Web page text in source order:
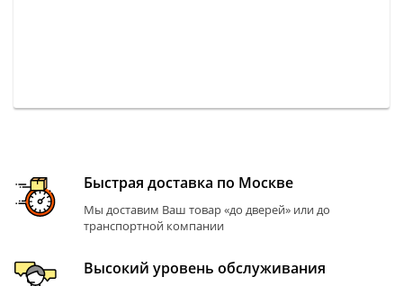
Быстрая доставка по Москве
Мы доставим Ваш товар «до дверей» или до
транспортной компании
Высокий уровень обслуживания